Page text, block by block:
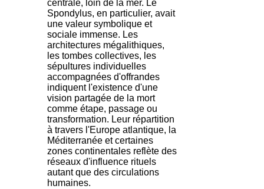
centrale, loin de la mer. Le
Spondylus, en particulier, avait
une valeur symbolique et
sociale immense. Les
architectures mégalithiques,
les tombes collectives, les
sépultures individuelles
accompagnées d'offrandes
indiquent l'existence d'une
vision partagée de la mort
comme étape, passage ou
transformation. Leur répartition
à travers l'Europe atlantique, la
Méditerranée et certaines
zones continentales reflète des
réseaux d'influence rituels
autant que des circulations
humaines.